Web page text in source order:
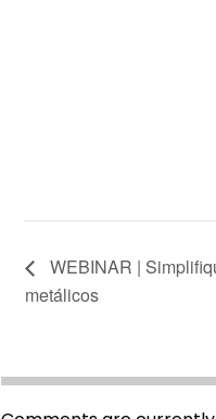
WEBINAR |
metálicos